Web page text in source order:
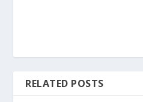
RELATED POSTS